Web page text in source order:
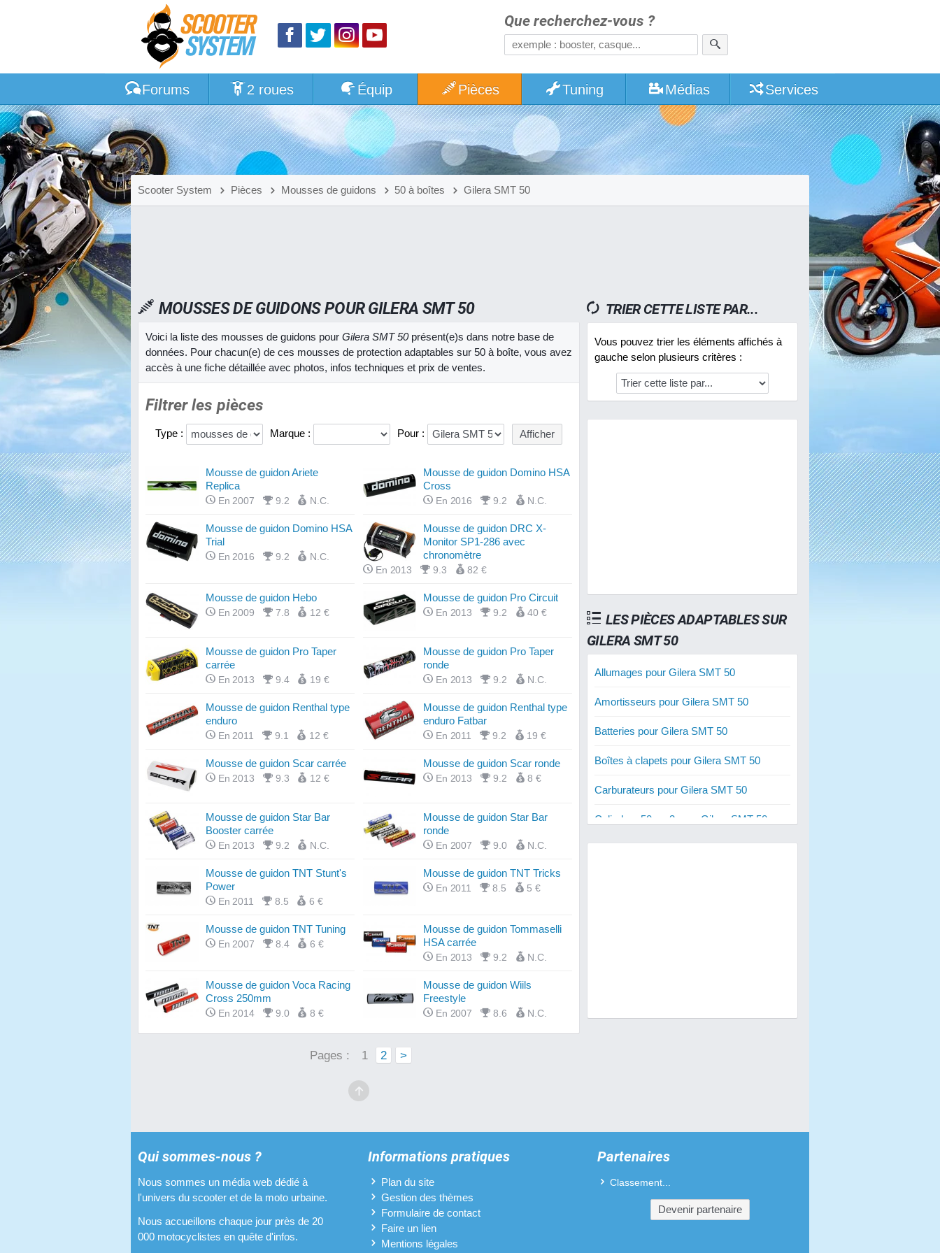
Que recherchez-vous ?
Forums 2 roues Équip Pièces Tuning Médias Services
Scooter System Pièces Mousses de guidons 50 à boîtes Gilera SMT 50
MOUSSES DE GUIDONS POUR GILERA SMT 50
Voici la liste des mousses de guidons pour Gilera SMT 50présent(e)s dans notre base de
données. Pour chacun(e) de ces mousses de protection adaptables sur 50 à boîte, vous avez
accès à une fiche détaillée avec photos, infos techniques et prix de ventes.
Filtrer les pièces
Type : Marque : Pour :
Mousse de guidon Ariete
Replica
En 2007 9.2 N.C.
Mousse de guidon Domino HSA
Cross
En 2016 9.2 N.C.
Mousse de guidon Domino HSA
Trial
En 2016 9.2 N.C.
Mousse de guidon DRC X-
Monitor SP1-286 avec
chronomètre
En 2013 9.3 82 €
Mousse de guidon Hebo
En 2009 7.8 12 €
Mousse de guidon Pro Circuit
En 2013 9.2 40 €
Mousse de guidon Pro Taper
carrée
En 2013 9.4 19 €
Mousse de guidon Pro Taper
ronde
En 2013 9.2 N.C.
Mousse de guidon Renthal type
enduro
En 2011 9.1 12 €
Mousse de guidon Renthal type
enduro Fatbar
En 2011 9.2 19 €
Mousse de guidon Scar carrée
En 2013 9.3 12 €
Mousse de guidon Scar ronde
En 2013 9.2 8 €
Mousse de guidon Star Bar
Booster carrée
En 2013 9.2 N.C.
Mousse de guidon Star Bar
ronde
En 2007 9.0 N.C.
Mousse de guidon TNT Stunt's
Power
En 2011 8.5 6 €
Mousse de guidon TNT Tricks
En 2011 8.5 5 €
Mousse de guidon TNT Tuning
En 2007 8.4 6 €
Mousse de guidon Tommaselli
HSA carrée
En 2013 9.2 N.C.
Mousse de guidon Voca Racing
Cross 250mm
En 2014 9.0 8 €
Mousse de guidon Wiils
Freestyle
En 2007 8.6 N.C.
Pages : 1 2 >
TRIER CETTE LISTE PAR...
Vous pouvez trier les éléments affichés à
gauche selon plusieurs critères :
LES PIÈCES ADAPTABLES SUR
GILERA SMT 50
Allumages pour Gilera SMT 50
Amortisseurs pour Gilera SMT 50
Batteries pour Gilera SMT 50
Boîtes à clapets pour Gilera SMT 50
Carburateurs pour Gilera SMT 50
Cylindres 50 cm3 pour Gilera SMT 50
Protèges-mains pour Gilera SMT 50
Qui sommes-nous ?
Nous sommes un média web dédié à
l'univers du scooter et de la moto urbaine.
Nous accueillons chaque jour près de 20
000 motocyclistes en quête d'infos.
Informations pratiques
Plan du site
Gestion des thèmes
Formulaire de contact
Faire un lien
Mentions légales
Partenaires
Classement...
Devenir partenaire